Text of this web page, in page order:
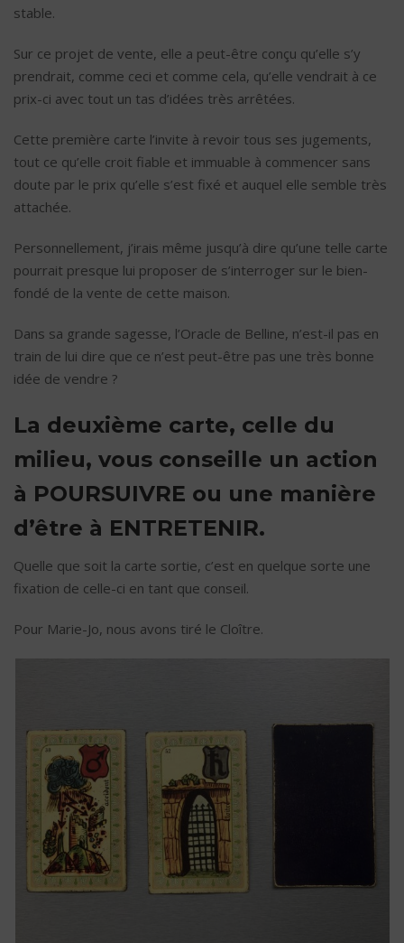
stable.
Sur ce projet de vente, elle a peut-être conçu qu’elle s’y
prendrait, comme ceci et comme cela, qu’elle vendrait à ce
prix-ci avec tout un tas d’idées très arrêtées.
Cette première carte l’invite à revoir tous ses jugements,
tout ce qu’elle croit fiable et immuable à commencer sans
doute par le prix qu’elle s’est fixé et auquel elle semble très
attachée.
Personnellement, j’irais même jusqu’à dire qu’une telle carte
pourrait presque lui proposer de s’interroger sur le bien-
fondé de la vente de cette maison.
Dans sa grande sagesse, l’Oracle de Belline, n’est-il pas en
train de lui dire que ce n’est peut-être pas une très bonne
idée de vendre ?
La deuxième carte, celle du
milieu, vous conseille un action
à POURSUIVRE ou une manière
d’être à ENTRETENIR.
Quelle que soit la carte sortie, c’est en quelque sorte une
fixation de celle-ci en tant que conseil.
Pour Marie-Jo, nous avons tiré le Cloître.